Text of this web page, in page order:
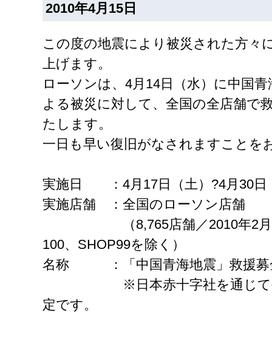
2010年4月15日
この度の地震により被災された方々
上げます。
ローソンは、4月14日（水）に中国
よる被災に対して、全国の全店舗で
たします。
一日も早い復旧がなされますことを
実施日 ：4月17日（土）?4月30日
実施店舗 ：全国のローソン店舗
（8,765店舗／2010年2月末
100、SHOP99を除く）
名称 ：「中国青海地震」救援募
※日本赤十字社を通じて被
定です。